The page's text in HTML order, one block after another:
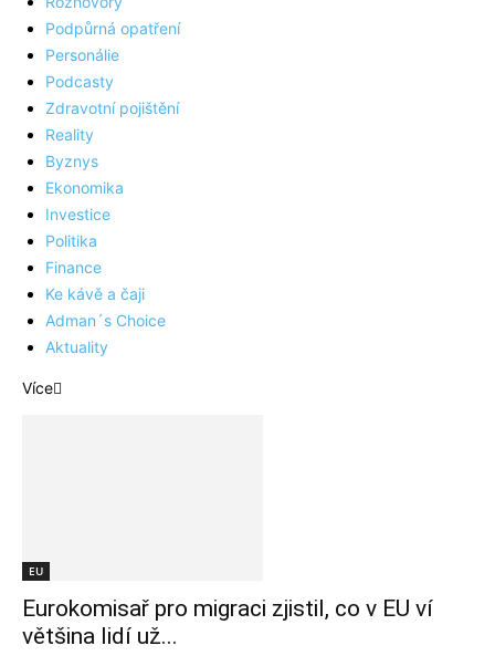
Podpůrná opatření
Personálie
Podcasty
Zdravotní pojištění
Reality
Byznys
Ekonomika
Investice
Politika
Finance
Ke kávě a čaji
Adman´s Choice
Aktuality
Více
EU
Eurokomisař pro migraci zjistil, co v EU ví
většina lidí už...